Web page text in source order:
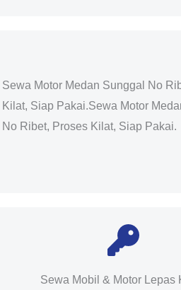
Sewa Motor Medan Sunggal No
Kilat, Siap Pakai.Sewa Motor
No Ribet, Proses Kilat, Siap Pakai.
Sewa Mobil & Motor Lepas